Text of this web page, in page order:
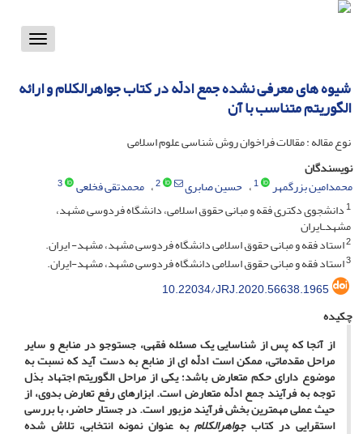
Toggle
شیوه های معرفی نشده جمع ادلّه در کتاب جواهرالکلام و ارائه
الگوریتم متناسب با آن
نوع مقاله : مقالات فراخوان روش شناسی علوم اسلامی
نویسندگان
محمدامین بزرگمهر
1 حسین صابری 2 محمدتقی فخلعی
3
1دانشجوی دکتری فقه و مبانی حقوق اسلامی، دانشگاه فردوسی مشهد،
مشهدـایران
2استاد فقه و مبانی حقوق اسلامی دانشگاه فردوسی مشهد، مشهد- ایران.
3استاد فقه و مبانی حقوق اسلامی دانشگاه فردوسی مشهد، مشهد-ایران.
10.22034/JRJ.2020.56638.1965
چکیده
از آنجا که پس از شناسایی یک مسئله فقهی، جست­وجو در منابع و سایر
مراحل مقدماتی، ممکن است ادلّه­ ای از منابع به دست ­آید که نسبت به
موضوع دارای حکم متعارض باشد؛ یکی از مراحل الگوریتم اجتهاد بذل
توجه به فرآیند جمع ادلّه متعارض است. ابزارهای رفع تعارض بدوی، از
حیث عملی مهمترین بخش فرآیند مزبور است. در جستار حاضر، با بررسی
استقرایی در کتابجواهرالکلام به­ عنوان نمونه انتخابی، تلاش شده